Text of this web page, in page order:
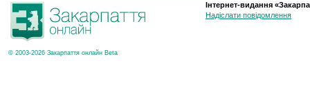
© 2003-2026 Закарпаття онлайн Beta
Інтернет-видання
Надіслати повідомлення